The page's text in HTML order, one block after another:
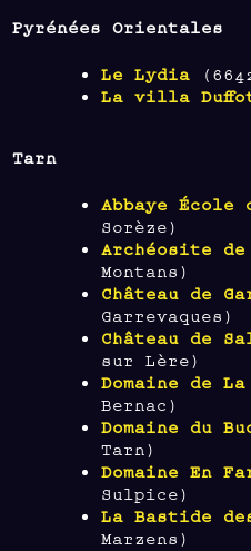
Pyrénées Orientales
Le Lydia
La villa
Tarn
Abbaye École
Sorèze)
Archéosite de
Montans)
Château de
Garrevaques)
Château de
sur Lère)
Domaine de
Bernac)
Domaine du
Tarn)
Domaine En
Sulpice)
La Bastide
Marzens)